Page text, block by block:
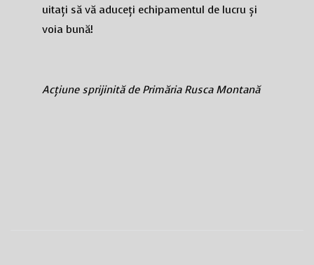
uitați să vă aduceți echipamentul de lucru și
voia bună!
Acțiune sprijinită de Primăria Rusca Montană